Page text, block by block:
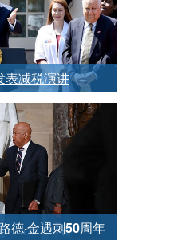
表减税演讲
德·金遇刺50周年